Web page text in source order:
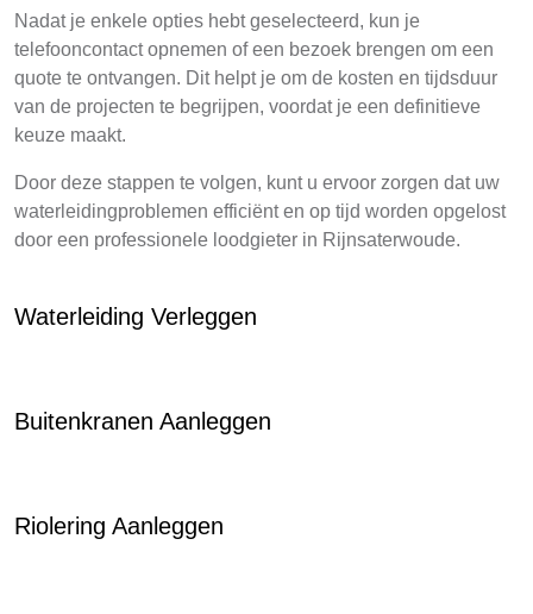
Nadat je enkele opties hebt geselecteerd, kun je
telefooncontact opnemen of een bezoek brengen om een
quote te ontvangen. Dit helpt je om de kosten en tijdsduur
van de projecten te begrijpen, voordat je een definitieve
keuze maakt.
Door deze stappen te volgen, kunt u ervoor zorgen dat uw
waterleidingproblemen efficiënt en op tijd worden opgelost
door een professionele loodgieter in Rijnsaterwoude.
Waterleiding Verleggen
Buitenkranen Aanleggen
Riolering Aanleggen